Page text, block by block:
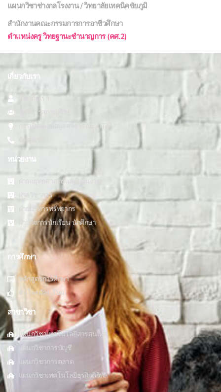
แผนกวิชาช่างกลโรงงาน / วิทยาลัยเทคนิคชัยภูมิ
สำนักงานคณะกรรมการการอาชีวศึกษา
ตำแหน่งครู วิทยฐานะชำนาญการ (คศ.2)
เกี่ยวกับเรา
ผู้บริหารสถานศึกษา
การเปิดเผยข้อมูลสาธารณะ (ITA)
หน่วยงาน
ฝ่ายแยุทธศาสตร์และแผนงาน
ฝ่ายวิชาการ
ฝ่ายบริหารทรัพยากร
ฝ่ายกิจการนักเรียน นักศึกษา
การศึกษา
หลักสูตรการศึกษา
สนใจสมัครเรียน
สาขาวิชา
แผนกวิชาเทคโนโลยีสารสนเทศ
แผนกวิชาการบัญชี
แผนกวิชาการตลาด
แผนกวิชาเทคโนโลยีธุรกิจดิจิทัล